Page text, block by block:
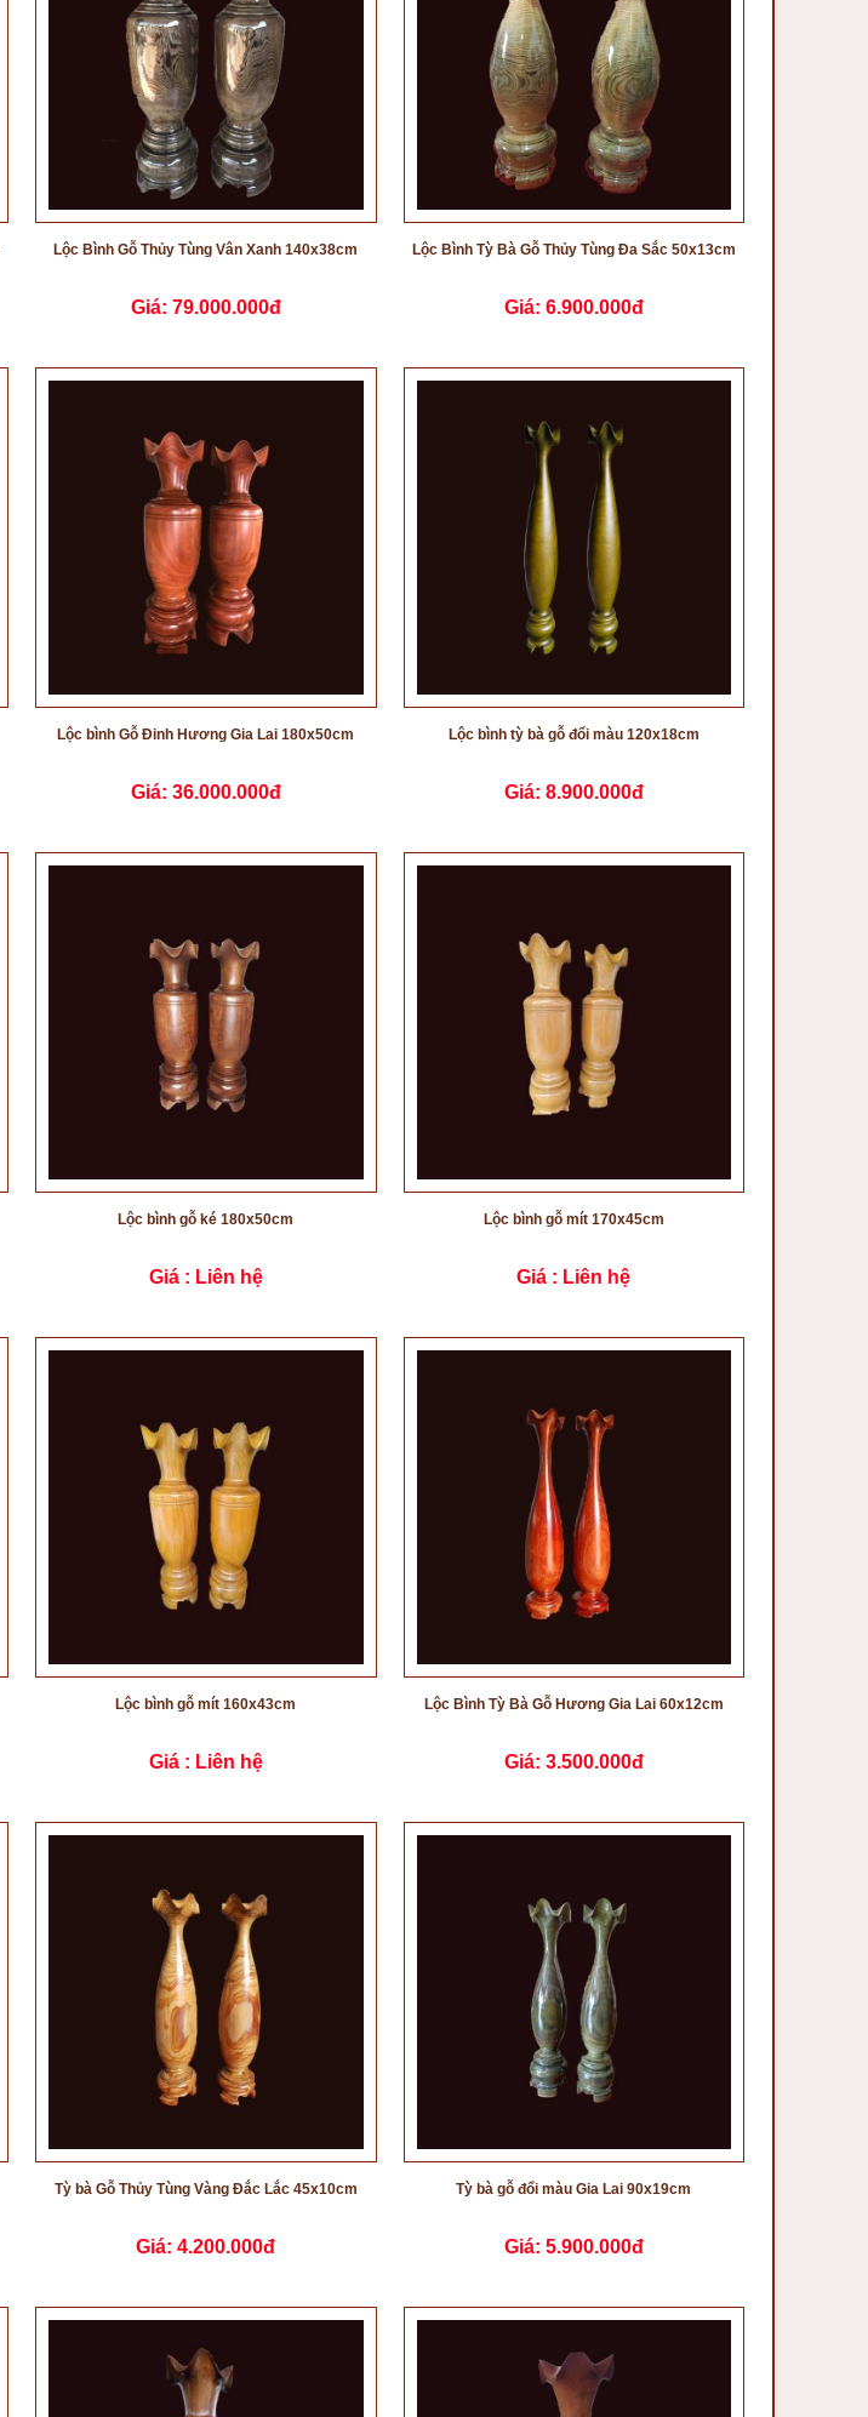
Lộc Bình Gỗ Thủy Tùng Vân Xanh 140x38cm
Giá: 79.000.000đ
Lộc Bình Tỳ Bà Gỗ Thủy Tùng Đa Sắc 50x13cm
Giá: 6.900.000đ
Lộc bình Gỗ Đinh Hương Gia Lai 180x50cm
Giá: 36.000.000đ
Lộc bình tỳ bà gỗ đổi màu 120x18cm
Giá: 8.900.000đ
Lộc bình gỗ ké 180x50cm
Giá : Liên hệ
Lộc bình gỗ mít 170x45cm
Giá : Liên hệ
Lộc bình gỗ mít 160x43cm
Giá : Liên hệ
Lộc Bình Tỳ Bà Gỗ Hương Gia Lai 60x12cm
Giá: 3.500.000đ
Tỳ bà Gỗ Thủy Tùng Vàng Đắc Lắc 45x10cm
Giá:4.200.000đ
Tỳ bà gỗ đổi màu Gia Lai 90x19cm
Giá: 5.900.000đ